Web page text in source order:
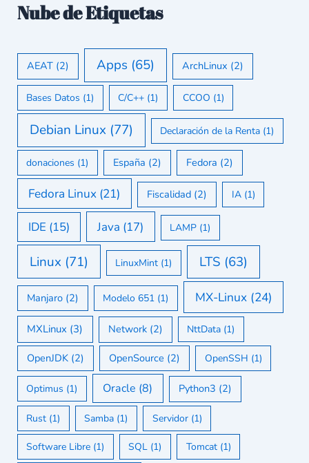
Nube de Etiquetas
AEAT(2) Apps (65) ArchLinux (2)
Bases Datos (1) C/C++ (1) CCOO (1)
Debian Linux (77) Declaración de la Renta (1)
donaciones (1) España (2) Fedora (2)
Fedora Linux (21) Fiscalidad(2) IA(1)
IDE (15) Java (17) LAMP (1)
Linux (71) LinuxMint (1) LTS (63)
Manjaro(2) Modelo 651 (1) MX-Linux(24)
MXLinux (3) Network(2) NttData (1)
OpenJDK(2) OpenSource (2) OpenSSH (1)
Optimus (1) Oracle (8) Python3 (2)
Rust (1) Samba (1) Servidor(1)
Software Libre (1) SQL (1) Tomcat(1)